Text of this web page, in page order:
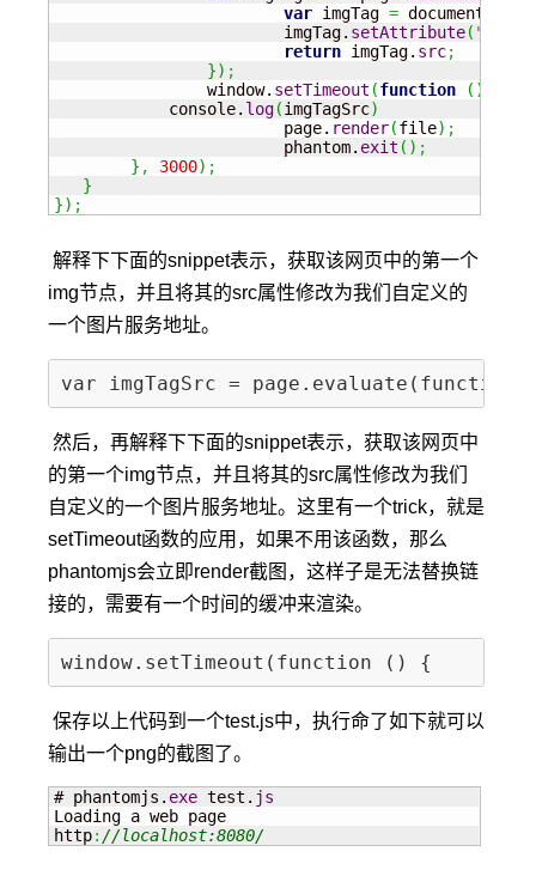
var imgTag = document.
			imgTag.
setAttribute( "src"
return imgTag. src;
}) ;
		window.
setTimeout (function ( )
            console.
log(imgTagSrc)
			page.
render(file) ;
			phantom.
exit ( ) ;
} , 3000) ;
}
}) ;
解释下下面的snippet表示，获取该网页中的第一个
img节点，并且将其的src属性修改为我们自定义的
一个图片服务地址。
然后，再解释下下面的snippet表示，获取该网页中
的第一个img节点，并且将其的src属性修改为我们
自定义的一个图片服务地址。这里有一个trick，就是
setTimeout函数的应用，如果不用该函数，那么
phantomjs会立即render截图，这样子是无法替换链
接的，需要有一个时间的缓冲来渲染。
保存以上代码到一个test.js中，执行命了如下就可以
输出一个png的截图了。
# phantomjs. exe test. js
Loading a web page
http: //localhost:8080/